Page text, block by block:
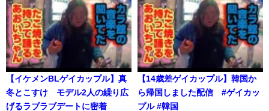
【イケメンBLゲイカップル】真
冬とこすけ モデル2人の繰り広
げるラブラブデートに密着
【14歳差ゲイカップル】韓国か
ら帰国しました配信 #ゲイカッ
プル #韓国